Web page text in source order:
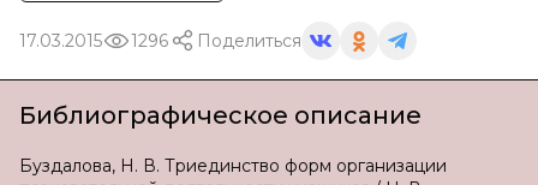
17.03.2015 1296 Поделиться
Библиографическое описание
Буздалова, Н. В. Триединство форм организации